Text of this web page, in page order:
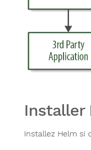
Installer
Installez Helm si